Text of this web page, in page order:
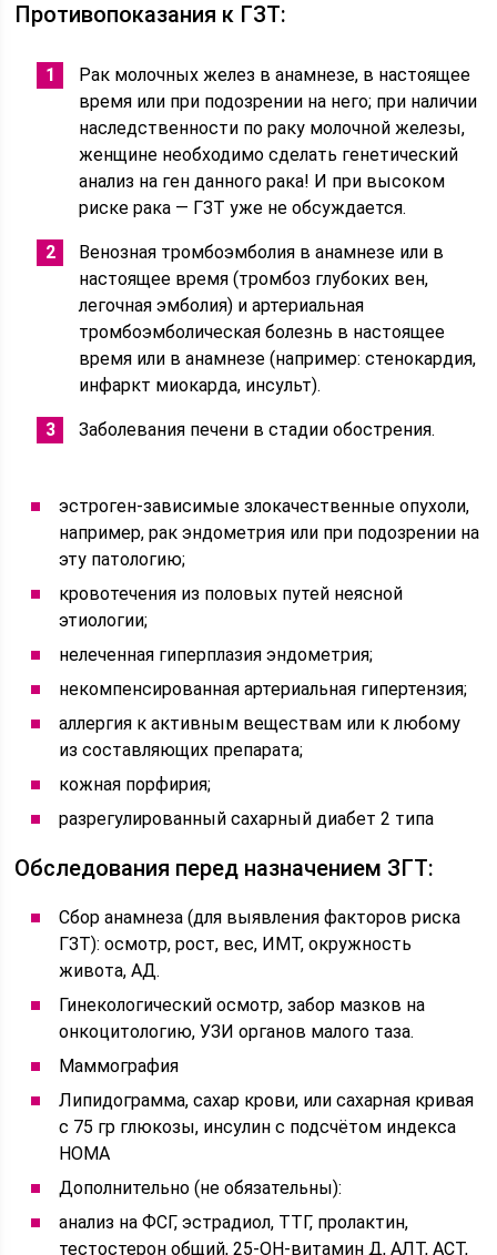
Противопоказания к ГЗТ:
Рак молочных желез в анамнезе, в настоящее
время или при подозрении на него; при наличии
наследственности по раку молочной железы,
женщине необходимо сделать генетический
анализ на ген данного рака! И при высоком
риске рака — ГЗТ уже не обсуждается.
Венозная тромбоэмболия в анамнезе или в
настоящее время (тромбоз глубоких вен,
легочная эмболия) и артериальная
тромбоэмболическая болезнь в настоящее
время или в анамнезе (например: стенокардия,
инфаркт миокарда, инсульт).
Заболевания печени в стадии обострения.
эстроген-зависимые злокачественные опухоли,
например, рак эндометрия или при подозрении на
эту патологию;
кровотечения из половых путей неясной
этиологии;
нелеченная гиперплазия эндометрия;
некомпенсированная артериальная гипертензия;
аллергия к активным веществам или к любому
из составляющих препарата;
кожная порфирия;
разрегулированный сахарный диабет 2 типа
Обследования перед назначением ЗГТ:
Сбор анамнеза (для выявления факторов риска
ГЗТ): осмотр, рост, вес, ИМТ, окружность
живота, АД.
Гинекологический осмотр, забор мазков на
онкоцитологию, УЗИ органов малого таза.
Маммография
Липидограмма, сахар крови, или сахарная кривая
с 75 гр глюкозы, инсулин с подсчётом индекса
НОМА
Дополнительно (не обязательны):
анализ на ФСГ, эстрадиол, ТТГ, пролактин,
тестостерон общий, 25-ОН-витамин Д, АЛТ, АСТ,